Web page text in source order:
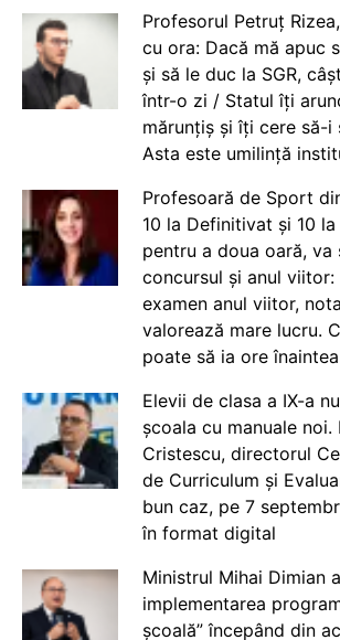
Profesorul Petruț
cu ora: Dacă mă apuc
și să le duc la SGR,
într-o zi / Statul îți
mărunțiș și îți cere să-i
Asta este umilință
Profesoară de Sport
10 la Definitivat și 10
pentru a doua oară, va
concursul și anul viitor:
examen anul viitor,
valorează mare lucru.
poate să ia ore
Elevii de clasa a IX-a
școala cu manuale noi.
Cristescu, directorul
de Curriculum și
bun caz, pe 7
în format digital
Ministrul Mihai Dimian
implementarea
școală” începând din